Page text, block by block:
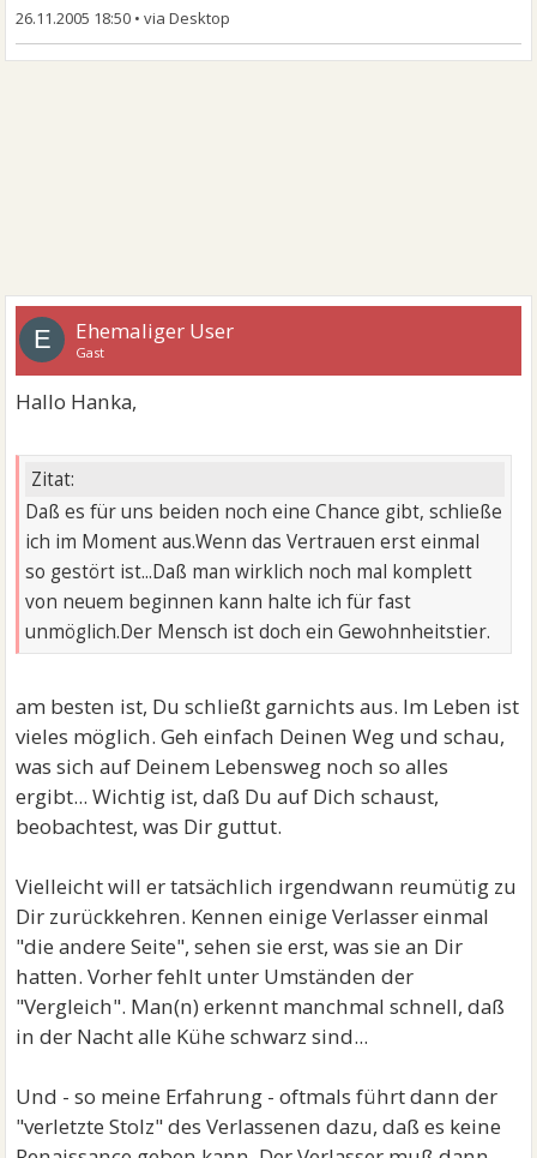
26.11.2005 18:50 •
E Ehemaliger User
Gast
Hallo Hanka,
Zitat:
Daß es für uns beiden noch eine Chance gibt, schließe
ich im Moment aus.Wenn das Vertrauen erst einmal
so gestört ist...Daß man wirklich noch mal komplett
von neuem beginnen kann halte ich für fast
unmöglich.Der Mensch ist doch ein Gewohnheitstier.
am besten ist, Du schließt garnichts aus. Im Leben ist
vieles möglich. Geh einfach Deinen Weg und schau,
was sich auf Deinem Lebensweg noch so alles
ergibt... Wichtig ist, daß Du auf Dich schaust,
beobachtest, was Dir guttut.
Vielleicht will er tatsächlich irgendwann reumütig zu
Dir zurückkehren. Kennen einige Verlasser einmal
"die andere Seite", sehen sie erst, was sie an Dir
hatten. Vorher fehlt unter Umständen der
"Vergleich". Man(n) erkennt manchmal schnell, daß
in der Nacht alle Kühe schwarz sind...
Und - so meine Erfahrung - oftmals führt dann der
"verletzte Stolz" des Verlassenen dazu, daß es keine